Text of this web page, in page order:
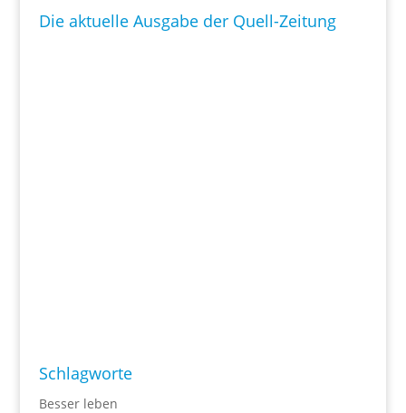
Die aktuelle Ausgabe der Quell-Zeitung
Schlagworte
Besser leben